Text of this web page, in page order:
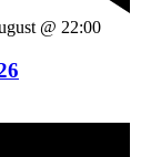
@ 22:00